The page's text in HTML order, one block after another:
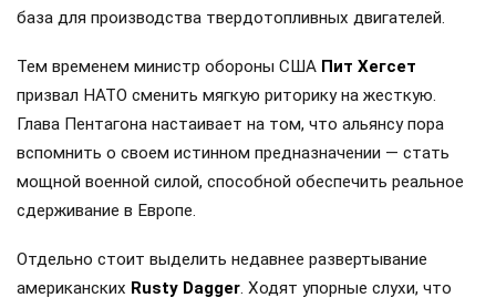
база для производства твердотопливных двигателей.
Тем временем министр обороны США Пит Хегсет
призвал НАТО сменить мягкую риторику на жесткую.
Глава Пентагона настаивает на том, что альянсу пора
вспомнить о своем истинном предназначении — стать
мощной военной силой, способной обеспечить реальное
сдерживание в Европе.
Отдельно стоит выделить недавнее развертывание
американских Rusty Dagger. Ходят упорные слухи, что